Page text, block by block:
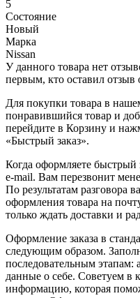
5
Состояние
Новый
Марка
Nissan
У данного товара нет
первым, кто оставил отзыв
Для покупки товара в
понравившийся товар и
перейдите в Корзину и
«Быстрый заказ».
Когда оформляете
e-mail. Вам перезвонит
По результатам разговора
оформления товара на
только ждать доставки и
Оформление заказа в
следующим образом.
последовательным этапам:
данные о себе. Советуем в
информацию, которая